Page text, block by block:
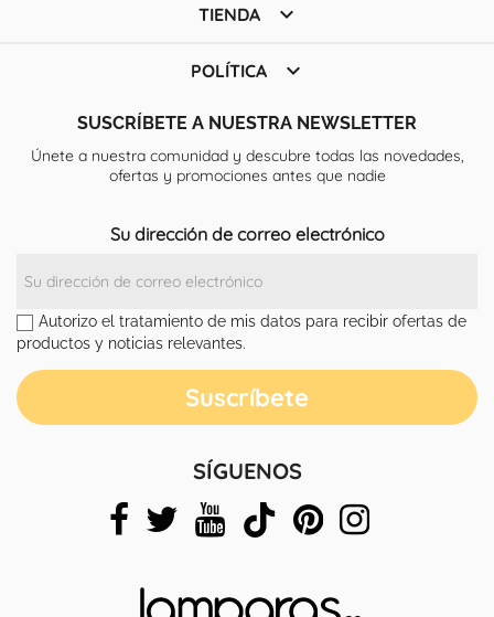
TIENDA 
POLÍTICA 
SUSCRÍBETE A NUESTRA NEWSLETTER
Únete a nuestra comunidad y descubre todas las novedades,
ofertas y promociones antes que nadie
Su dirección de correo electrónico
Autorizo el tratamiento de mis datos para recibir ofertas de
productos y noticias relevantes.
SÍGUENOS